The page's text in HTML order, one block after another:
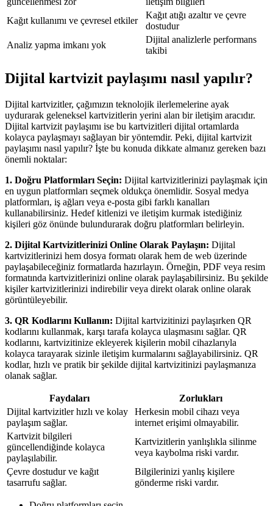
Kağıt kullanımı ve çevresel etkiler
Kağıt atığı azaltır ve çevre
dostudur
Analiz yapma imkanı yok
Dijital analizlerle performans
takibi
Dijital kartvizit paylaşımı nasıl yapılır?
Dijital kartvizitler, çağımızın teknolojik ilerlemelerine ayak
uydurarak geleneksel kartvizitlerin yerini alan bir iletişim aracıdır.
Dijital kartvizit paylaşımı ise bu kartvizitleri dijital ortamlarda
kolayca paylaşmayı sağlayan bir yöntemdir. Peki, dijital kartvizit
paylaşımı nasıl yapılır? İşte bu konuda dikkate almanız gereken bazı
önemli noktalar:
1. Doğru Platformları Seçin: Dijital kartvizitlerinizi paylaşmak için
en uygun platformları seçmek oldukça önemlidir. Sosyal medya
platformları, iş ağları veya e-posta gibi farklı kanalları
kullanabilirsiniz. Hedef kitlenizi ve iletişim kurmak istediğiniz
kişileri göz önünde bulundurarak doğru platformları belirleyin.
2. Dijital Kartvizitlerinizi Online Olarak Paylaşın: Dijital
kartvizitlerinizi hem dosya formatı olarak hem de web üzerinde
paylaşabileceğiniz formatlarda hazırlayın. Örneğin, PDF veya resim
formatında kartvizitlerinizi online olarak paylaşabilirsiniz. Bu şekilde
kişiler kartvizitlerinizi indirebilir veya direkt olarak online olarak
görüntüleyebilir.
3. QR Kodlarını Kullanın: Dijital kartvizitinizi paylaşırken QR
kodlarını kullanmak, karşı tarafa kolayca ulaşmasını sağlar. QR
kodlarını, kartvizitinize ekleyerek kişilerin mobil cihazlarıyla
kolayca tarayarak sizinle iletişim kurmalarını sağlayabilirsiniz. QR
kodlar, hızlı ve pratik bir şekilde dijital kartvizitinizi paylaşmanıza
olanak sağlar.
Faydaları
Zorlukları
Dijital kartvizitler hızlı ve kolay
paylaşım sağlar.
Herkesin mobil cihazı veya
internet erişimi olmayabilir.
Kartvizit bilgileri
güncellendiğinde kolayca
paylaşılabilir.
Kartvizitlerin yanlışlıkla silinme
veya kaybolma riski vardır.
Çevre dostudur ve kağıt
tasarrufu sağlar.
Bilgilerinizi yanlış kişilere
gönderme riski vardır.